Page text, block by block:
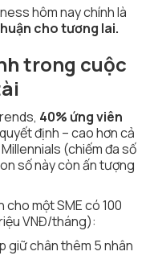
hôm nay chính là
cho tương lai.
trong cuộc
40% ứng viên
định – cao hơn cả
(chiếm đa số
số này còn ấn tượng
cho một SME có 100
VNĐ/tháng):
giữ chân thêm 5 nhân